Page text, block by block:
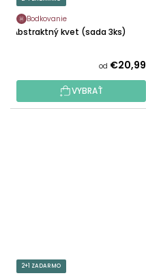
Bodkovanie
Abstraktný kvet (sada 3ks)
od €20,99
VYBRAŤ
2+1 ZADARMO